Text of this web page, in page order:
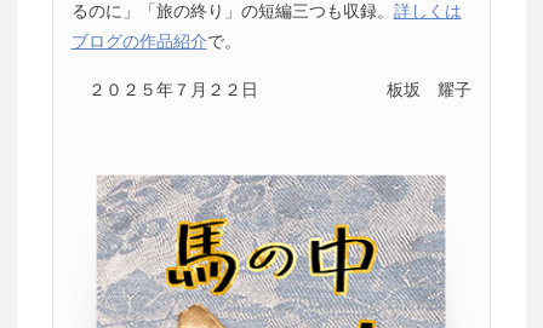
るのに」「旅の終り」の短編三つも収録。 詳しくは
ブログの作品紹介で。
２０２５年７月２２日 板坂 耀子